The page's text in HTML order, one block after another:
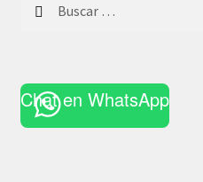
Chat en WhatsApp